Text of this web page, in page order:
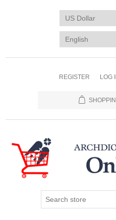
REGISTER LOG